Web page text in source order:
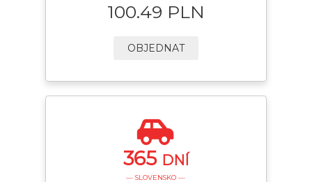
100.49 PLN
OBJEDNAT
365 DNÍ
— SLOVENSKO —